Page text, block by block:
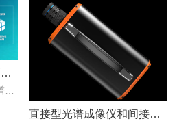
高光谱和多光谱的主要区别有哪些？
直接型光谱成像仪和间接型光谱成像仪区别